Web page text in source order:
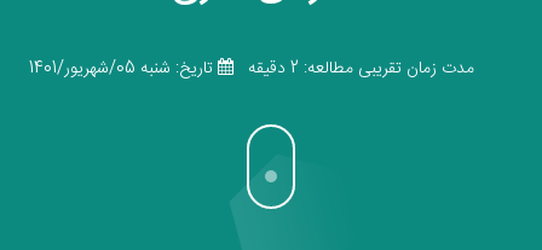
مدت زمان تقریبی مطالعه: 2 دقیقه تاریخ: شنبه 05/شهریور/1401